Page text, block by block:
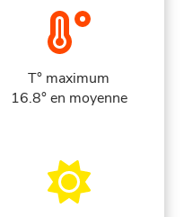
T° maximum
16.8° en moyenne